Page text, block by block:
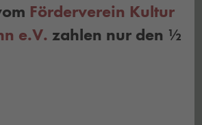
Förderverein Kultur
e.V. zahlen nur den ½